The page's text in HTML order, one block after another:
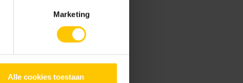
Marketing
Alle cookies toestaan